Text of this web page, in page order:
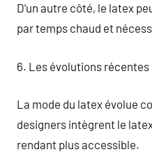
D’un autre côté, le latex
par temps chaud et
6. Les évolutions
La mode du latex évolue
designers intègrent le
rendant plus accessible.